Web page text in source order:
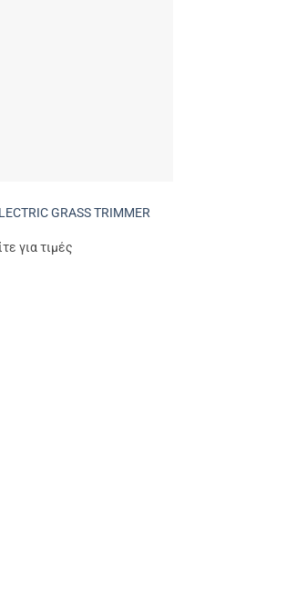
GRASS TRIMMER
για τιμές